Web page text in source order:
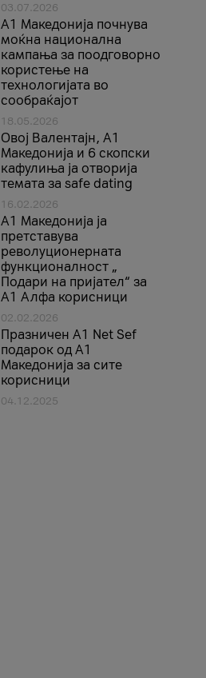
03.07.2026
A1 Македонија почнува
моќна национална
кампања за поодговорно
користење на
технологијата во
сообраќајот
18.05.2026
Овој Валентајн, A1
Македонија и 6 скопски
кафулиња ја отворија
темата за safe dating
16.02.2026
А1 Македонија ја
претставува
револуционерната
функционалност „
Подари на пријател“ за
А1 Алфа корисници
02.02.2026
Празничен A1 Net Sеf
подарок од А1
Македонија за сите
корисници
04.12.2025